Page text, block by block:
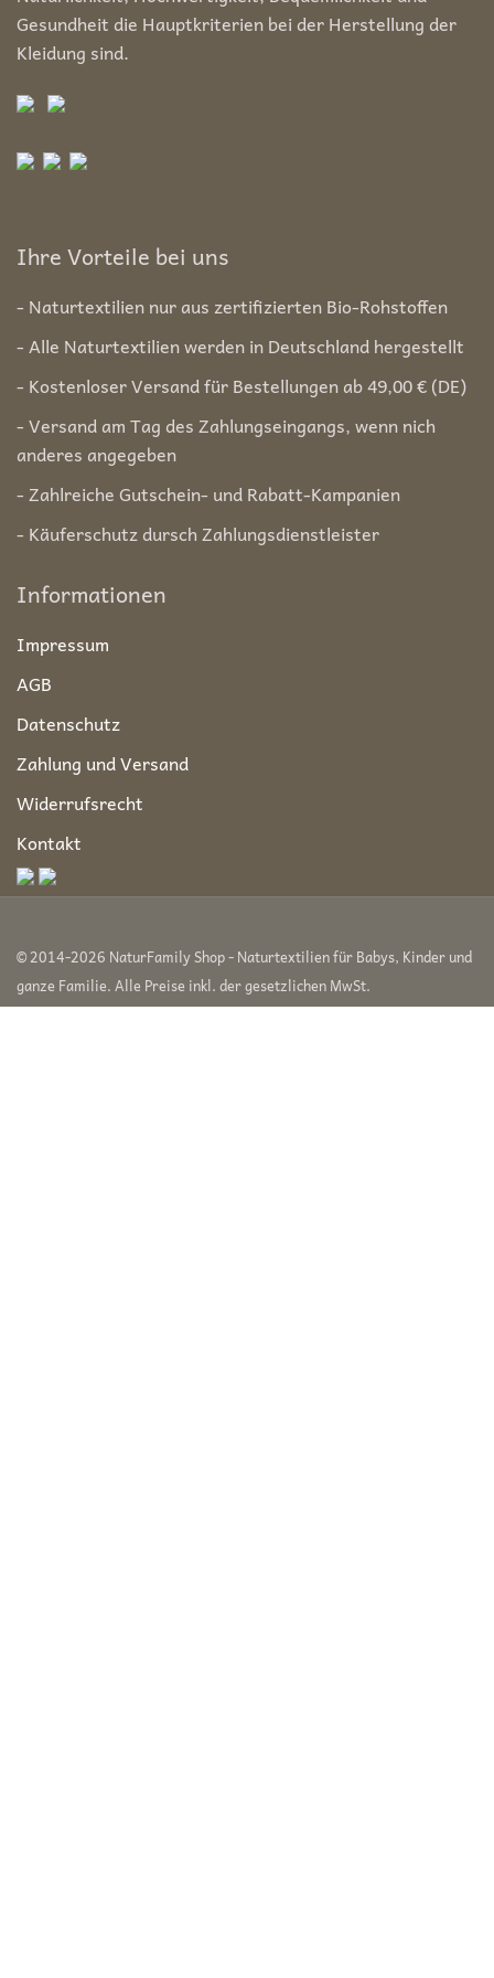
Gesundheit die Hauptkriterien bei der Herstellung der
Kleidung sind.
Ihre Vorteile bei uns
- Naturtextilien nur aus zertifizierten Bio-Rohstoffen
- Alle Naturtextilien werden in Deutschland hergestellt
- Kostenloser Versand für Bestellungen ab 49,00 € (DE)
- Versand am Tag des Zahlungseingangs, wenn nich
anderes angegeben
- Zahlreiche Gutschein- und Rabatt-Kampanien
- Käuferschutz dursch Zahlungsdienstleister
Informationen
Impressum
AGB
Datenschutz
Zahlung und Versand
Widerrufsrecht
Kontakt
© 2014-2026 NaturFamily Shop - Naturtextilien für Babys, Kinder und
ganze Familie. Alle Preise inkl. der gesetzlichen MwSt.